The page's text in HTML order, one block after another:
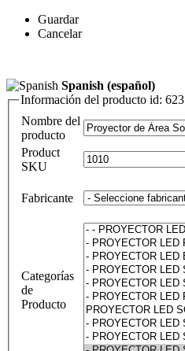
Guardar
Cancelar
Spanish (español)
Información del producto id: 623
Nombre del
producto
Product
SKU
Fabricante
Categorías
de
Producto